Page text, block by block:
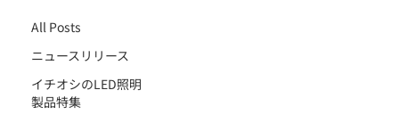
All Posts
ニュースリリース
イチオシのLED照明
製品特集